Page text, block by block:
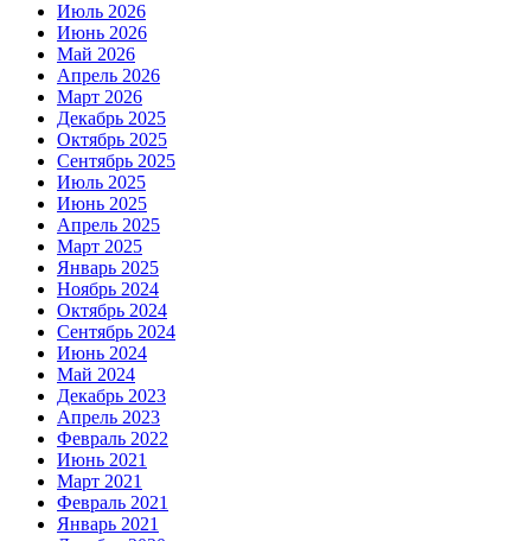
Июль 2026
Июнь 2026
Май 2026
Апрель 2026
Март 2026
Декабрь 2025
Октябрь 2025
Сентябрь 2025
Июль 2025
Июнь 2025
Апрель 2025
Март 2025
Январь 2025
Ноябрь 2024
Октябрь 2024
Сентябрь 2024
Июнь 2024
Май 2024
Декабрь 2023
Апрель 2023
Февраль 2022
Июнь 2021
Март 2021
Февраль 2021
Январь 2021